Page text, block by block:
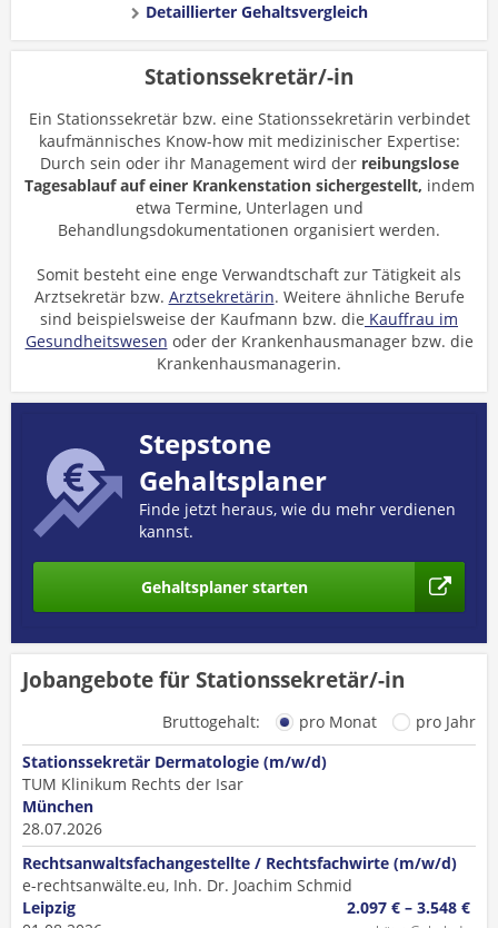
Detaillierter Gehaltsvergleich
Stationssekretär/-in
Ein Stationssekretär bzw. eine Stationssekretärin verbindet
kaufmännisches Know-how mit medizinischer Expertise:
Durch sein oder ihr Management wird der reibungslose
Tagesablauf auf einer Krankenstation sichergestellt, indem
etwa Termine, Unterlagen und
Behandlungsdokumentationen organisiert werden.
Somit besteht eine enge Verwandtschaft zur Tätigkeit als
Arztsekretär bzw. Arztsekretärin. Weitere ähnliche Berufe
sind beispielsweise der Kaufmann bzw. die Kauffrau im
Gesundheitswesen oder der Krankenhausmanager bzw. die
Krankenhausmanagerin.
Stepstone
Gehaltsplaner
Finde jetzt heraus, wie du mehr verdienen
kannst.
Gehaltsplaner starten
Jobangebote für Stationssekretär/-in
Bruttogehalt: pro Monat
pro Jahr
Stationssekretär Dermatologie (m/w/d)
TUM Klinikum Rechts der Isar
München
28.07.2026
Rechtsanwaltsfachangestellte / Rechtsfachwirte (m/w/d)
e-rechtsanwälte.eu, Inh. Dr. Joachim Schmid
Leipzig
2.097 € – 3.548 €